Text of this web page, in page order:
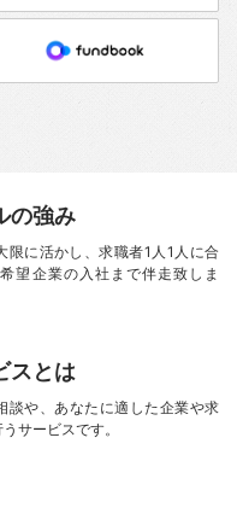
の強み
限に活かし、求職者1人1人に合
希望企業の入社まで伴走致しま
スとは
談や、あなたに適した企業や求
サービスです。